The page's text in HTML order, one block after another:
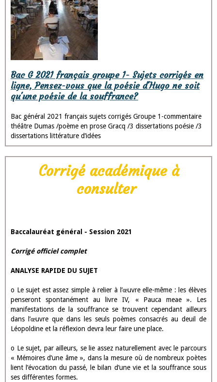
Bac G 2021 français groupe 1- Sujets corrigés en
ligne, Pensez-vous que la poésie d'Hugo ne soit
qu'une poésie de la souffrance?
Bac général 2021 français sujets corrigés Groupe 1-commentaire
théâtre Dumas /poème en prose Gracq /3 dissertations poésie /3
dissertations littérature d’idées
Corrigé académique à
consulter
Baccalauréat général - Session 2021
Corrigé officiel complet
ANALYSE RAPIDE DU SUJET
o Le sujet est assez simple à relier à l’œuvre elle-même : les élèves
penseront spontanément au livre IV, « Pauca meae ». Les
manifestations de la souffrance se trouvent cependant ailleurs
dans l’œuvre que dans les seuls poèmes consacrés au deuil de
Léopoldine et la réflexion devra leur faire une place.
o Le sujet, par ailleurs, se lie assez naturellement avec le parcours
« Mémoires d’une âme », dans la mesure où de nombreux poètes
lient l’évocation du passé, le bilan d’une vie et la souffrance sous
ses différentes formes.